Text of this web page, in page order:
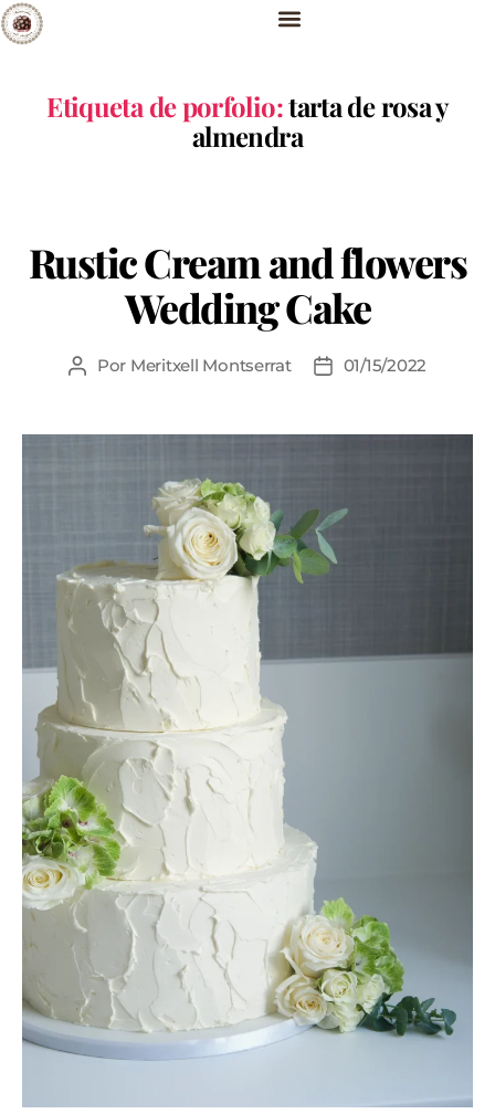
Etiqueta de porfolio:tarta de rosa y
almendra
Rustic Cream and flowers
Wedding Cake
Por Meritxell Montserrat 01/15/2022